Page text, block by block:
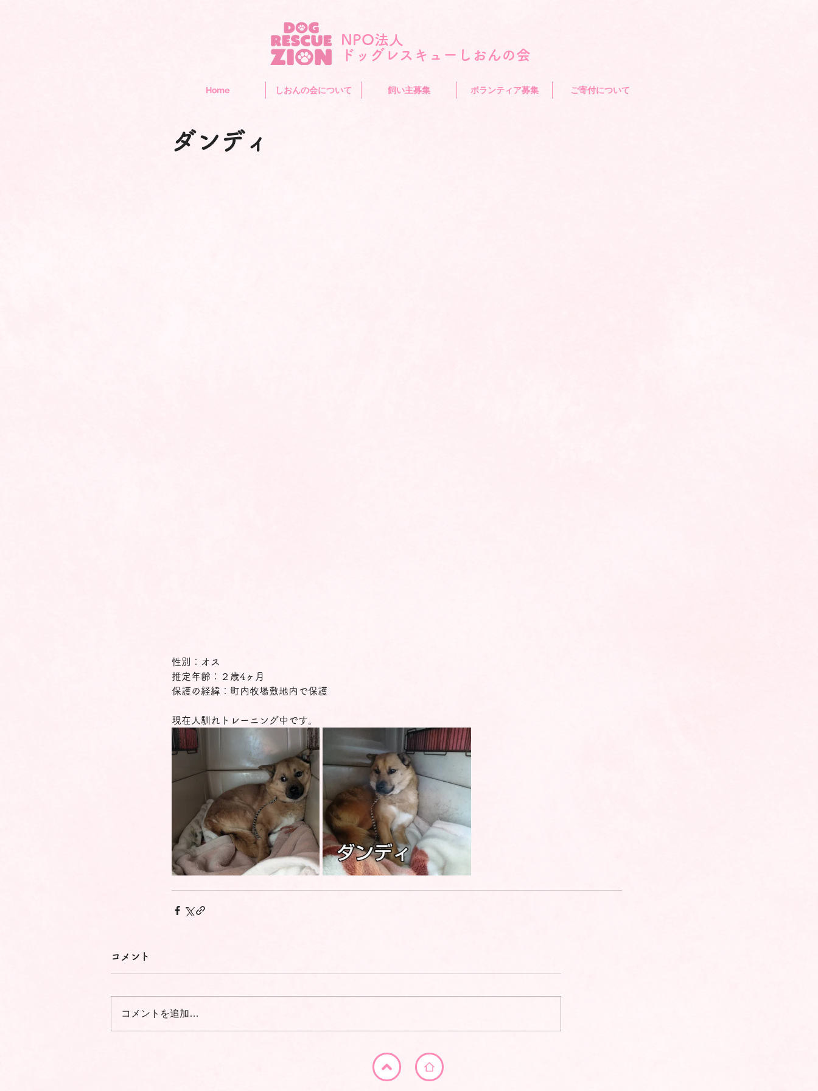
NPO法人
​ドッグレスキューしおんの会
Home しおんの会について 飼い主募集 ボランティア募集 ご寄付について
ダンディ
性別：オス
推定年齢：２歳4ヶ月
保護の経緯：町内牧場敷地内で保護
現在人馴れトレーニング中です。
コメント
コメントを追加…